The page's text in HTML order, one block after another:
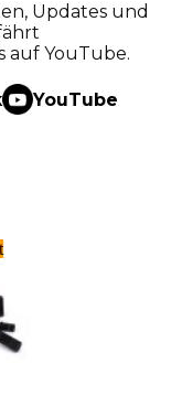
Updates und
auf YouTube.
YouTube